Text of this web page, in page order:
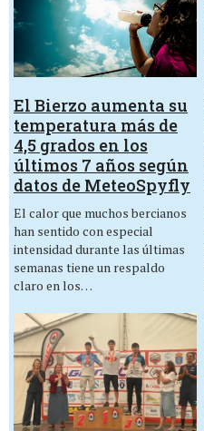
El Bierzo aumenta su
temperatura más de
4,5 grados en los
últimos 7 años según
datos de MeteoSpyfly
El calor que muchos bercianos
han sentido con especial
intensidad durante las últimas
semanas tiene un respaldo
claro en los…